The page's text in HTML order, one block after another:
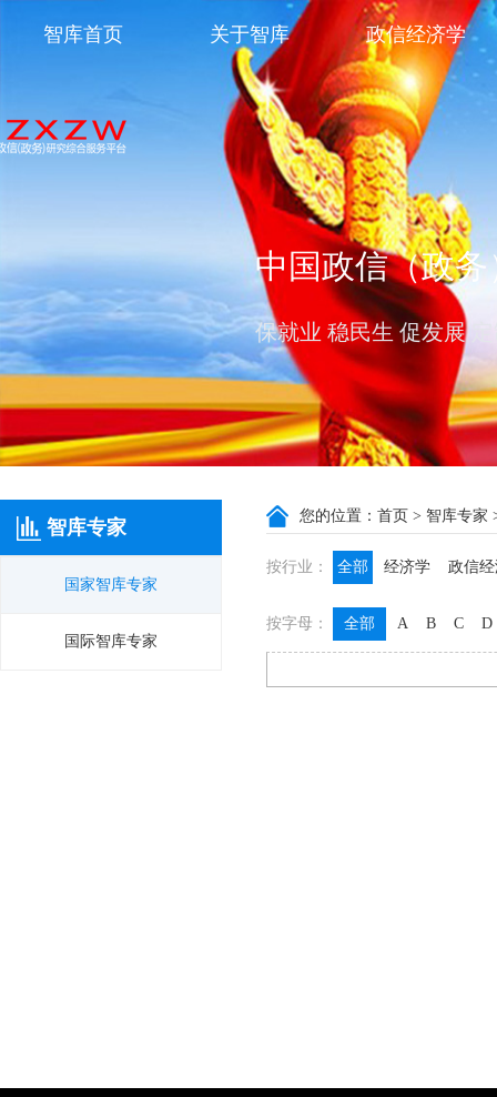
中国政信（政
保就业 稳民生 促发展
智库首页 关于智库 政信经济学
智库专家
国家智库专家
国际智库专家
您的位置： 首页 > 智库专家
按行业： 全部 经济学
政信
膳食养生
名医西药
按字母： 全部 A B C D